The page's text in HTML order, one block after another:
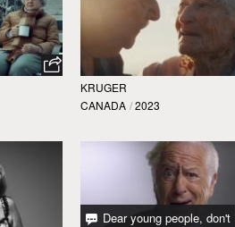
KRUGER
CANADA / 2023
Dear young people, don't